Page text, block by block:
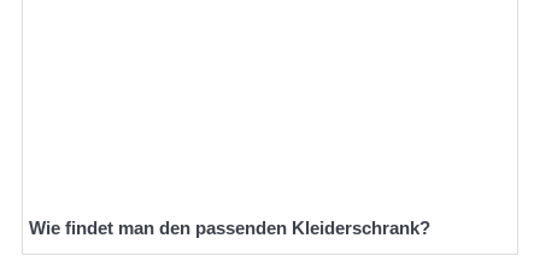
Wie findet man den passenden Kleiderschrank?